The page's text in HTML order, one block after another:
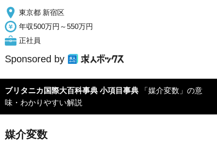
東京都 新宿区
年収500万円～550万円
正社員
Sponsored by
ブリタニカ国際大百科事典 小項目事典 「媒介変数」の意
味・わかりやすい解説
媒介変数